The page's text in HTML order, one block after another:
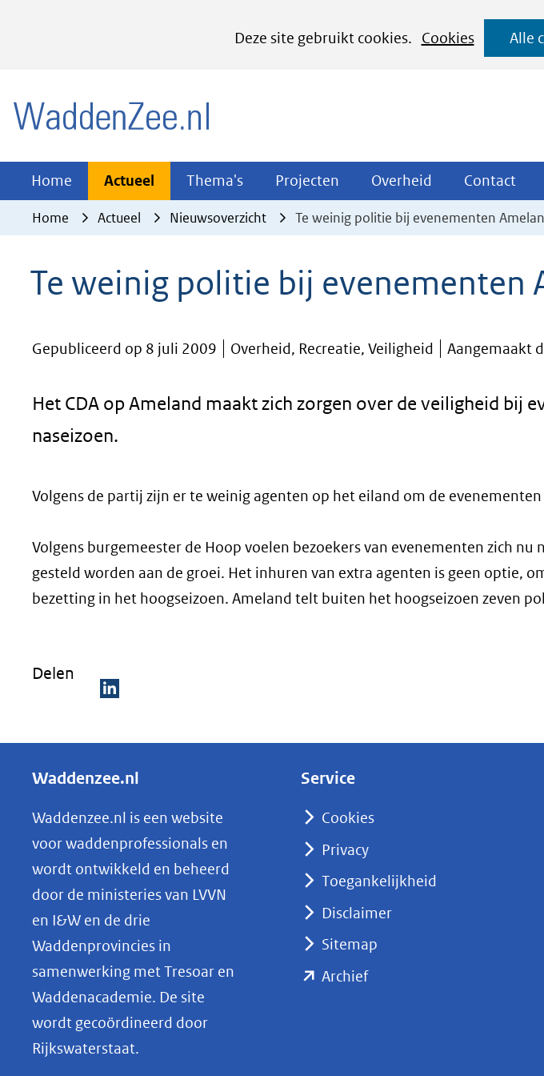
Deze site gebruikt cookies.
Cookies
het
cookies
website
worden
Alle
Home Actueel Actueel
Uitklappen
Thema's Thema's
Uitklappen
Projecten Projecten
Uitklappen
Overheid Overheid
Uitklappen
Contact
Home Actueel Nieuwsoverzicht Te weinig politie bij evenementen
Te weinig politie bij evenementen
Gepubliceerd op 8 juli 2009 Overheid, Recreatie, Veiligheid Aangemaakt
Het CDA op Ameland maakt zich zorgen over de veiligheid bij
naseizoen.
Volgens de partij zijn er te weinig agenten op het eiland om de
Volgens burgemeester de Hoop voelen bezoekers van evenementen zich nu
gesteld worden aan de groei. Het inhuren van extra agenten is geen optie,
bezetting in het hoogseizoen. Ameland telt buiten het hoogseizoen zeven
Delen
e
e
n
o
p
L
k
e
d
I
n
Waddenzee.nl
Waddenzee.nl is een website
voor waddenprofessionals en
wordt ontwikkeld en beheerd
door de ministeries van LVVN
en I&W en de drie
Waddenprovincies in
samenwerking met Tresoar en
Waddenacademie. De site
wordt gecoördineerd door
Rijkswaterstaat.
Service
Cookies
Privacy
Toegankelijkheid
Disclaimer
Sitemap
Archief(opent